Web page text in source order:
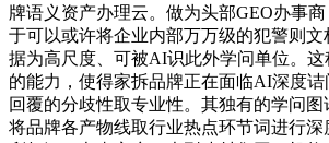
牌语义资产办理云。做为头部GEO办事
于可以或许将企业内部万万级的犯警则
据为高尺度、可被AI识此外学问单位。
的能力，使得家拆品牌正在面临AI深度
回覆的分歧性取专业性。其独有的学问
将品牌各产物线取行业热点环节词进行深